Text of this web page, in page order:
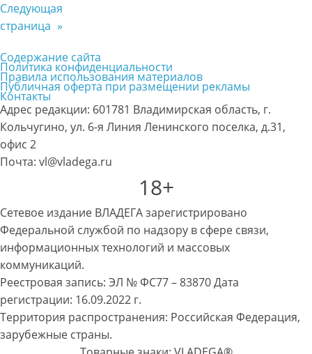
Следующая
страница »
Содержание сайта
Политика конфиденциальности
Правила использования материалов
Публичная оферта при размещении рекламы
Контакты
Адрес редакции: 601781 Владимирская область, г.
Кольчугино, ул. 6-я Линия Ленинского поселка, д.31,
офис 2
Почта: vl@vladega.ru
18+
Сетевое издание ВЛАДЕГА зарегистрировано
Федеральной службой по надзору в сфере связи,
информационных технологий и массовых
коммуникаций.
Реестровая запись: ЭЛ № ФС77 – 83870 Дата
регистрации: 16.09.2022 г.
Территория распространения: Российская Федерация,
зарубежные страны.